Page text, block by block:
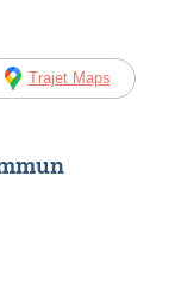
Trajet Maps